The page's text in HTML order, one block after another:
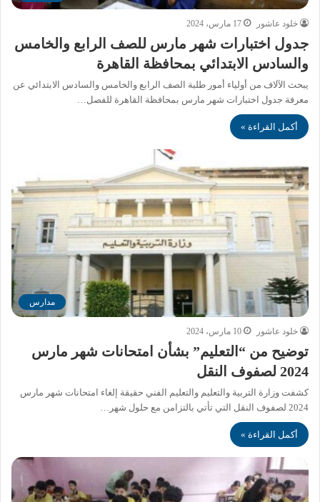
خلود عاشور 17 مارس، 2024
جدول اختبارات شهر مارس للصف الرابع والخامس
والسادس الابتدائي بمحافظة القاهرة
يبحث الآلاف من أولياء أمور طلبة الصف الرابع والخامس والسادس الابتدائي عن
معرفة جدول اختبارات شهر مارس بمحافظة القاهرة للفصل…
أكمل القراءة »
مدارس
خلود عاشور 10 مارس، 2024
توضيح من “التعليم” بشأن امتحانات شهر مارس
2024 لصفوف النقل
كشفت وزارة التربية والتعليم والتعليم الفني حقيقة إلغاء امتحانات شهر مارس
2024 لصفوف النقل التي تأتي بالتزامن مع حلول شهر…
أكمل القراءة »